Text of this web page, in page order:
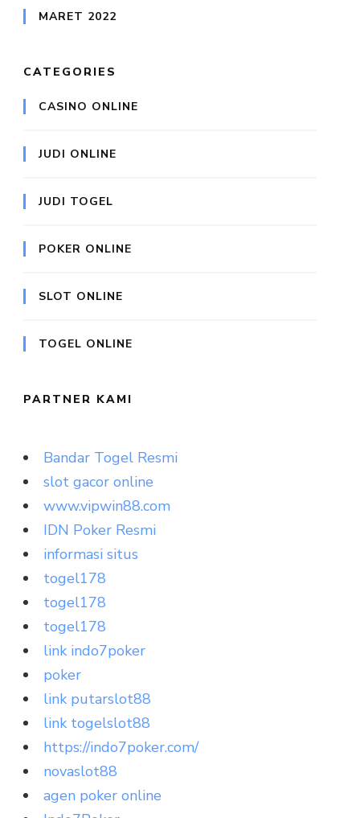
MARET 2022
CATEGORIES
CASINO ONLINE
JUDI ONLINE
JUDI TOGEL
POKER ONLINE
SLOT ONLINE
TOGEL ONLINE
PARTNER KAMI
Bandar Togel Resmi
slot gacor online
www.vipwin88.com
IDN Poker Resmi
informasi situs
togel178
togel178
togel178
link indo7poker
poker
link putarslot88
link togelslot88
https://indo7poker.com/
novaslot88
agen poker online